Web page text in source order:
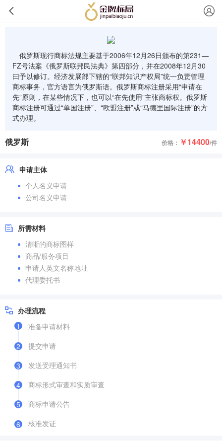
俄罗斯现行商标法规主要基于2006年12月26日颁布的第231—
FZ号法案《俄罗斯联邦民法典》第四部分，并在2008年12月30
曰予以修订。经济发展部下辖的“联邦知识产权局”统一负责管理
商标事务，官方语言为俄罗斯语。俄罗斯商标注册采用“申请在
先”原则，在某些情况下，也可以“在先使用”主张商标权。俄罗斯
商标注册可通过“单国注册”、“欧盟注册”或“马德里国际注册”的方
式办理。
俄罗斯 价格： ￥14400/件
申请主体
个人名义申请
公司名义申请
所需材料
清晰的商标图样
商品/服务项目
申请人英文名称地址
代理委托书
办理流程
1
准备申请材料
2
提交申请
3
发送受理通知书
4
商标形式审查和实质审查
5
商标申请公告
6 核准发证